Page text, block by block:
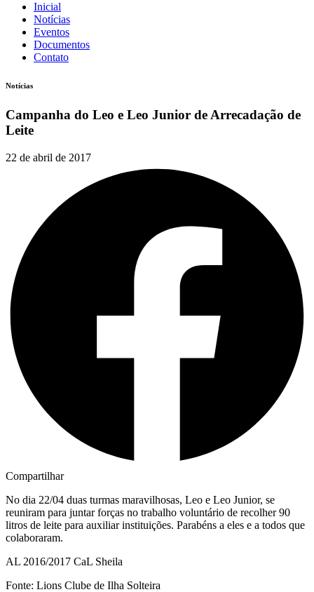
Inicial
Notícias
Eventos
Documentos
Contato
Notícias
Campanha do Leo e Leo Junior de Arrecadação de
Leite
22 de abril de 2017
Compartilhar
No dia 22/04 duas turmas maravilhosas, Leo e Leo Junior, se
reuniram para juntar forças no trabalho voluntário de recolher 90
litros de leite para auxiliar instituições. Parabéns a eles e a todos que
colaboraram.
AL 2016/2017 CaL Sheila
Fonte: Lions Clube de Ilha Solteira